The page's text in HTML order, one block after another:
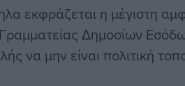
εκφράζεται η μέγιστη
Γραμματείας Δημοσίων
να μην είναι πολιτική